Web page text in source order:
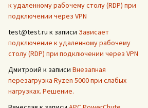
к удаленному рабочему столу (RDP) при
подключении через VPN
test@test.ru к записи Зависает
подключение к удаленному рабочему
столу (RDP) при подключении через VPN
Дмитроий к записи Внезапная
перезагрузка Ryzen 5000 при слабых
нагрузках. Решение.